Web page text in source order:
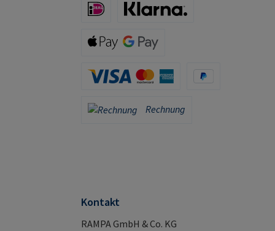
Rechnung
Rechnung
Kontakt
RAMPA GmbH & Co. KG